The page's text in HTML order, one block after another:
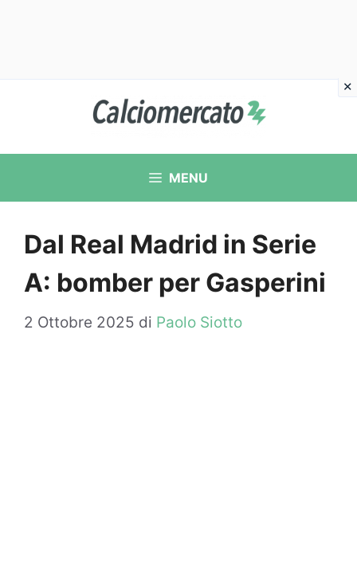
contenuto
MENU
Dal Real Madrid in Serie
A: bomber per Gasperini
2 Ottobre 2025 di Paolo Siotto